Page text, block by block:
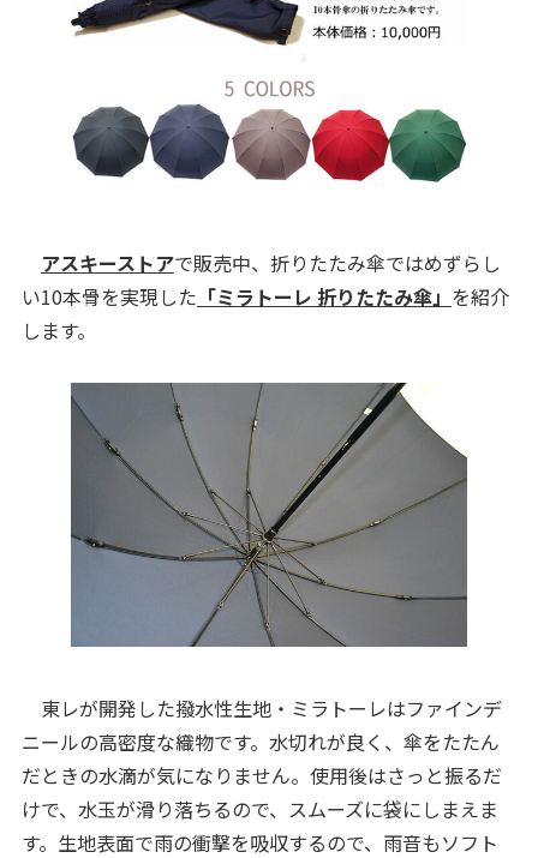
アスキーストアで販売中、折りたたみ傘ではめずらし
い10本骨を実現した 「ミラトーレ 折りたたみ傘」 を紹介
します。
東レが開発した撥水性生地・ミラトーレはファインデ
ニールの高密度な織物です。水切れが良く、傘をたたん
だときの水滴が気になりません。使用後はさっと振るだ
けで、水玉が滑り落ちるので、スムーズに袋にしまえま
す。生地表面で雨の衝撃を吸収するので、雨音もソフト